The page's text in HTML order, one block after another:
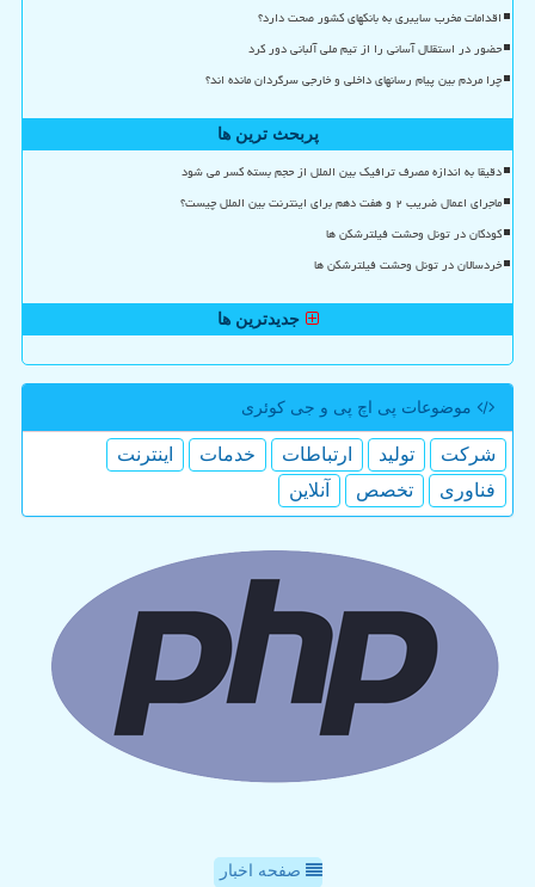
اقدامات مخرب سایبری به بانکهای کشور صحت دارد؟
حضور در استقلال آسانی را از تیم ملی آلبانی دور کرد
چرا مردم بین پیام رسانهای داخلی و خارجی سرگردان مانده اند؟
پربحث ترین ها
دقیقا به اندازه مصرف ترافیک بین الملل از حجم بسته کسر می شود
ماجرای اعمال ضریب ۲ و هفت دهم برای اینترنت بین الملل چیست؟
کودکان در تونل وحشت فیلترشکن ها
خردسالان در تونل وحشت فیلترشکن ها
جدیدترین ها
موضوعات پی اچ پی و جی كوئری
شركت تولید ارتباطات خدمات
اینترنت
فناوری
تخصص آنلاین
صفحه اخبار